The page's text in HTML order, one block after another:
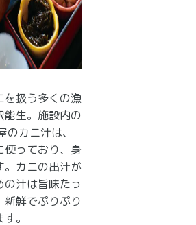
を扱う多くの漁
能生。施設内の
カニ汁は、
使っており、身
。カニの出汁が
の汁は旨味たっ
新鮮でぷりぷり
。